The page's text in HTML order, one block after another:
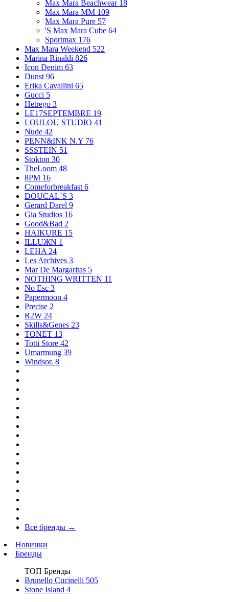
Max Mara Beachwear 18
Max Mara MM 109
Max Mara Pure 57
'S Max Mara Cube 64
Sportmax 176
Max Mara Weekend 522
Marina Rinaldi 826
Icon Denim 63
Dunst 96
Erika Cavallini 65
Gucci 5
Hetrego 3
LE17SEPTEMBRE 19
LOULOU STUDIO 41
Nude 42
PENN&INK N.Y 76
SSSTEIN 51
Stokton 30
TheLoom 48
8PM 16
Comeforbreakfast 6
DOUCAL`S 3
Gerard Darel 9
Gia Studios 16
Good&Bad 2
HAIKURE 15
ILLUЖN 1
LEHA 24
Les Archives 3
Mar De Margaritas 5
NOTHING WRITTEN 11
No Esc 3
Papermoon 4
Precise 2
R2W 24
Skills&Genes 23
TONET 13
Totti Store 42
Umarmung 39
Windsor. 8
Все бренды →
Новинки
Бренды
ТОП Бренды
Brunello Cucinelli 505
Stone Island 4